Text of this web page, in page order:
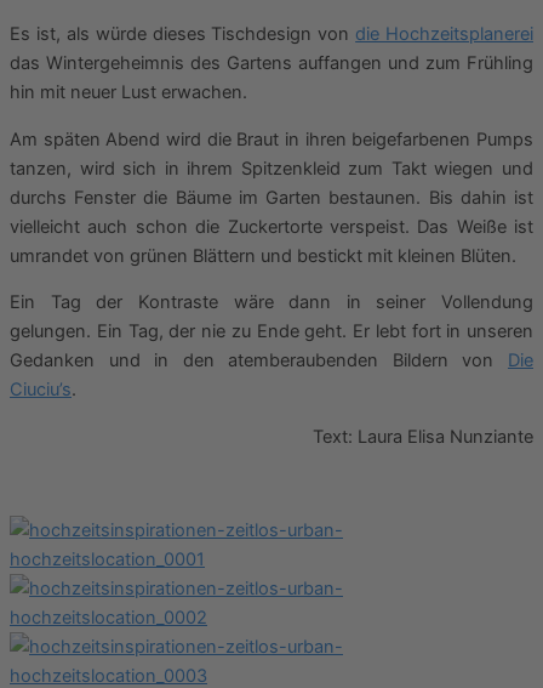
Es ist, als würde dieses Tischdesign von die Hochzeitsplanerei
das Wintergeheimnis des Gartens auffangen und zum Frühling
hin mit neuer Lust erwachen.
Am späten Abend wird die Braut in ihren beigefarbenen Pumps
tanzen, wird sich in ihrem Spitzenkleid zum Takt wiegen und
durchs Fenster die Bäume im Garten bestaunen. Bis dahin ist
vielleicht auch schon die Zuckertorte verspeist. Das Weiße ist
umrandet von grünen Blättern und bestickt mit kleinen Blüten.
Ein Tag der Kontraste wäre dann in seiner Vollendung
gelungen. Ein Tag, der nie zu Ende geht. Er lebt fort in unseren
Gedanken und in den atemberaubenden Bildern von
Die
Ciuciu’s.
Text: Laura Elisa Nunziante